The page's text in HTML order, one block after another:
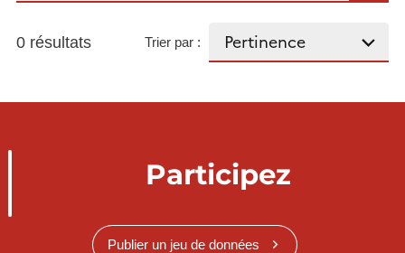
0 résultats Trier par :
Participez
Publier un jeu de données